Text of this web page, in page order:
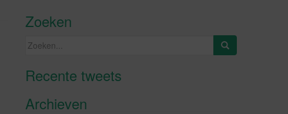
Zoeken
Zoeken
Recente tweetsKlik om marketing cookies te
Archieven